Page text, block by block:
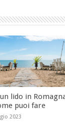
lido in
puoi fare
2023